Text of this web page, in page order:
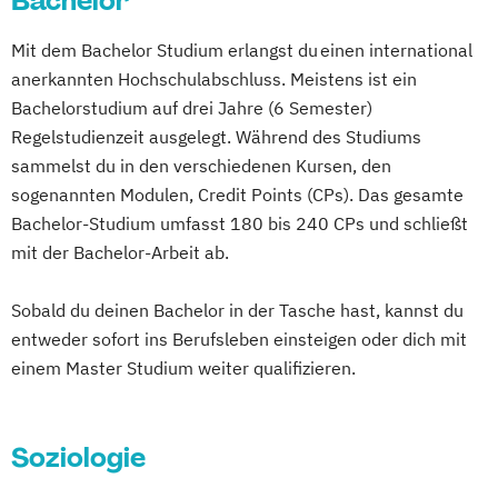
Betriebswirtschaftslehre – Industrial
Management
Betriebswirtschaftslehre – Office
Management
Business Administration (DE/EN)
Business Intelligence
Coaching und Supervision
Computer Science (DE/EN) Controlling
Customer Centricity
DevOps und Cloud Computing (DE/EN)
Rechtswissenschaften
Nawi-Tec für Schüler*innen
Neuere deutsche Literatur im
medienkulturellen Kontext
Philosophie - Philosophie im europäischen
Kontext
Politikwissenschaft – Regieren und
Politikwissenschaft
Verwaltungswissenschaft Soziologie
Praktische Informatik
Psychologie
Volkswirtschaft
Mit dem Bachelor Studium erlangst du einen international
anerkannten Hochschulabschluss. Meistens ist ein
Bachelorstudium auf drei Jahre (6 Semester)
Regelstudienzeit ausgelegt. Während des Studiums
sammelst du in den verschiedenen Kursen, den
sogenannten Modulen, Credit Points (CPs). Das gesamte
Bachelor-Studium umfasst 180 bis 240 CPs und schließt
mit der Bachelor-Arbeit ab.
Sobald du deinen Bachelor in der Tasche hast, kannst du
entweder sofort ins Berufsleben einsteigen oder dich mit
einem Master Studium weiter qualifizieren.
Soziologie